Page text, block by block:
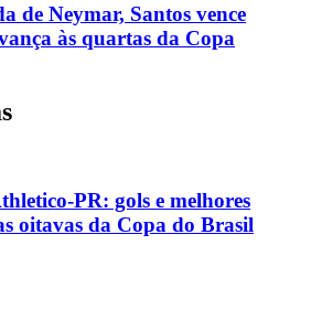
de Neymar, Santos vence
às quartas da Copa
PR: gols e melhores
oitavas da Copa do Brasil